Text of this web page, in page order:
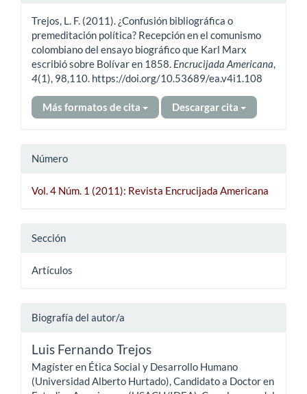
artículo
Trejos, L. F. (2011). ¿Confusión bibliográfica o
premeditación política? Recepción en el comunismo
colombiano del ensayo biográfico que Karl Marx
escribió sobre Bolívar en 1858. Encrucijada Americana,
4(1), 98,110. https://doi.org/10.53689/ea.v4i1.108
Más formatos de cita Descargar cita
Número
Vol. 4 Núm. 1 (2011): Revista Encrucijada Americana
Sección
Artículos
Biografía del autor/a
Luis Fernando Trejos
Magíster en Ética Social y Desarrollo Humano
(Universidad Alberto Hurtado), Candidato a Doctor en